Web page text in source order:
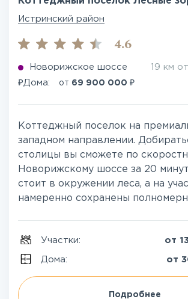
Истринский район
4.6
Новорижское шоссе 19 км
₽Дома: от 69 900 000 ₽
Коттеджный поселок на
западном направлении.
столицы вы сможете по
Новорижскому шоссе за 20
стоит в окружении леса, а на
намеренно сохранены
Участки: от
Дома: от
Подробнее